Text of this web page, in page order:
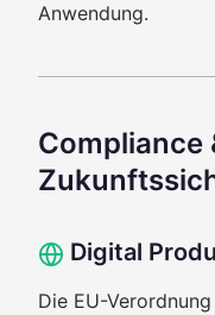
Anwendung.
Compliance
Digital
Die EU-